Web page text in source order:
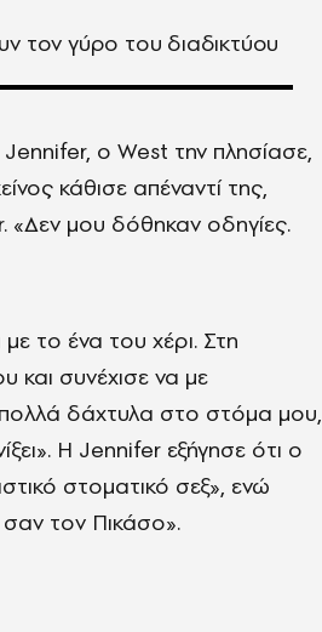
τον γύρο του διαδικτύου
ο West την πλησίασε,
κάθισε απέναντί της,
«Δεν μου δόθηκαν οδηγίες.
με το ένα του χέρι. Στη
και συνέχισε να με
πολλά δάχτυλα στο στόμα μου,
Η Jennifer εξήγησε ότι ο
στοματικό σεξ», ενώ
σαν τον Πικάσο».